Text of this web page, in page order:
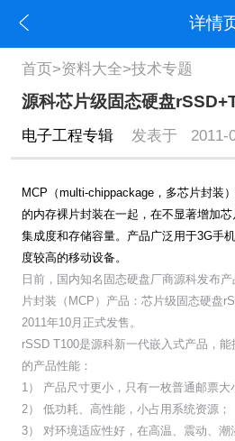
详情
首页>资料大全>技术专题
源科芯片级固态硬盘
电子工程专辑发表于 2011-
MCP（multi-chippackage，多芯片封装
的内存裸片封装在一起，在不显著增加
集成度和存储容量。产品广泛用于3G手
度较高的移动设备。
日前，国内知名固态硬盘厂商源科发布
片封装（MCP）产品：芯片级固态硬盘
2011年10月正式发售。
rSSD T100是源科新一代嵌入式产品，
的产品性能：
1） 产品尺寸更小，只有一枚普通邮票大
2） 低功耗、高性能，小占用系统资源；
3） 对环境适应性好，在高温、震动、潮